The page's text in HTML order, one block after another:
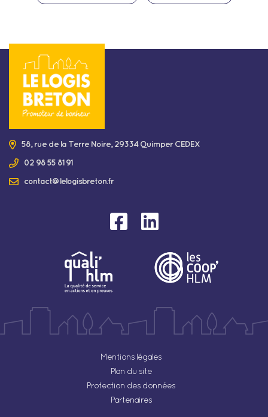
58, rue de la Terre Noire, 29334 Quimper CEDEX
02 98 55 81 91
contact@lelogisbreton.fr
Mentions légales
Plan du site
Protection des données
Partenaires